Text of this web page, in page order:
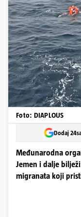
Foto: DIAPLOUS
Dodaj
Međunarodna
Jemen i dalje
migranata koji